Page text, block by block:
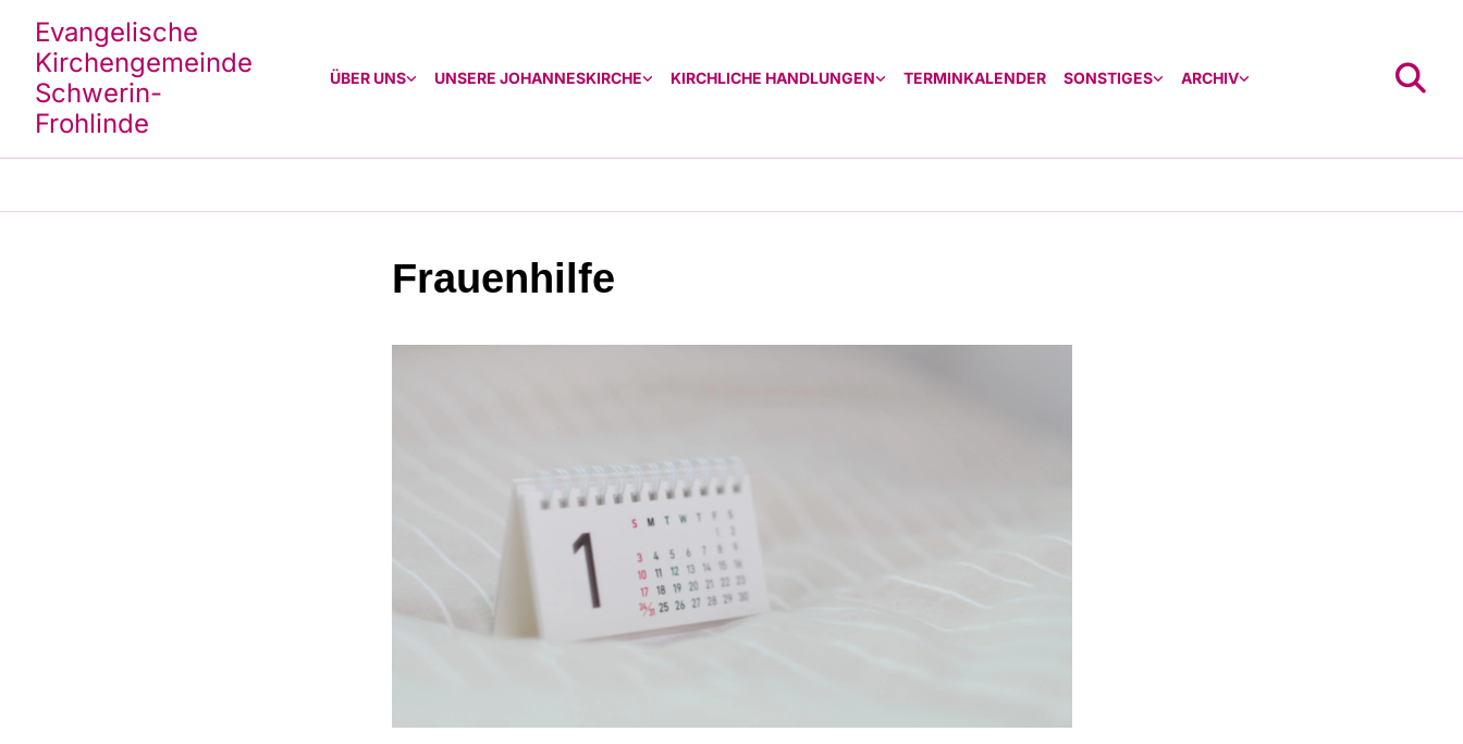
Evangelische
Kirchengemeinde
Schwerin-
Frohlinde
ÜBER UNS UNSERE JOHANNESKIRCHE KIRCHLICHE HANDLUNGEN TERMINKALENDER SONSTIGES ARCHIV
Frauenhilfe